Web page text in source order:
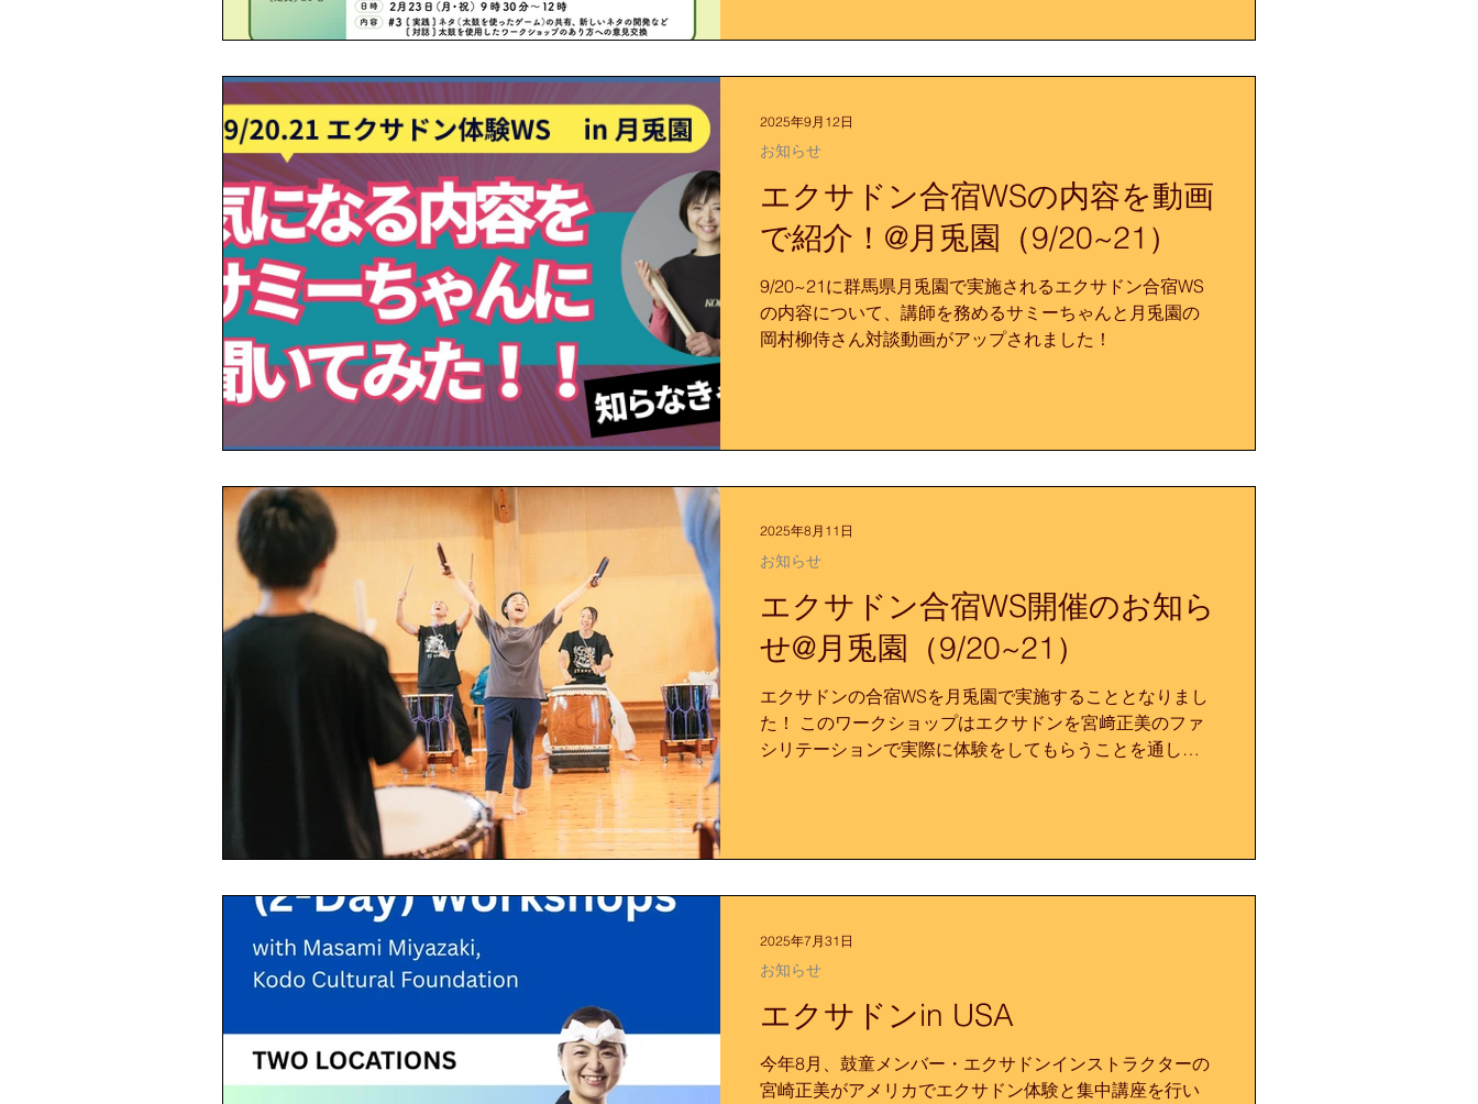
ます。 太鼓の響きで気持ちを一つに。他社への思いやり
ご参加ください。 開催日： 2026年2月22日（日）〜2月
23日（月・祝） 場所： 埼玉県さいたま市、 和太鼓スタ
ジオすわんど 〒330-9111 埼玉県さいたま市中央区新都
心8 さいたまスーパーアリーナ 5F 講師： 宮崎正美（鼓
童）、米谷友宏（たたこう館太鼓講師） 料金： エクサド
ン体験 3,000円 エクサドンコース 36,000円、エクサド
ンファシリテーター30,000円 対象： エクサドン体験 小
学生以上（小学生の場合、保護者同伴） エクサドンコー
ス 今回のエクサドン体験に参加された方、これまでに
エクサドン合宿WSの内容を動画
で紹介！@月兎園（9/20~21）
9/20~21に群馬県月兎園で実施されるエクサドン合宿WS
の内容について、講師を務めるサミーちゃんと月兎園の
岡村柳侍さん対談動画がアップされました！
お知らせ
2025年9月12日
エクサドン合宿WS開催のお知ら
せ@月兎園（9/20~21）
エクサドンの合宿WSを月兎園で実施することとなりまし
た！ このワークショップはエクサドンを宮﨑正美のファ
シリテーションで実際に体験をしてもらうことを通し
お知らせ
2025年8月11日
エクサドンin USA
今年8月、鼓童メンバー・エクサドンインストラクターの
宮崎正美がアメリカでエクサドン体験と集中講座を行い
お知らせ
2025年7月31日